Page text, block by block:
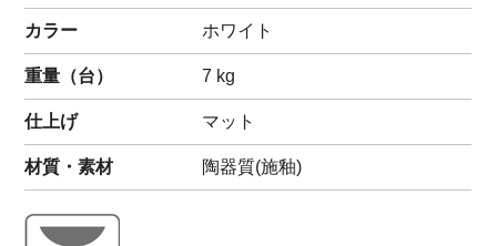
カラー ホワイト
重量（台） 7 kg
仕上げ マット
材質・素材 陶器質(施釉)